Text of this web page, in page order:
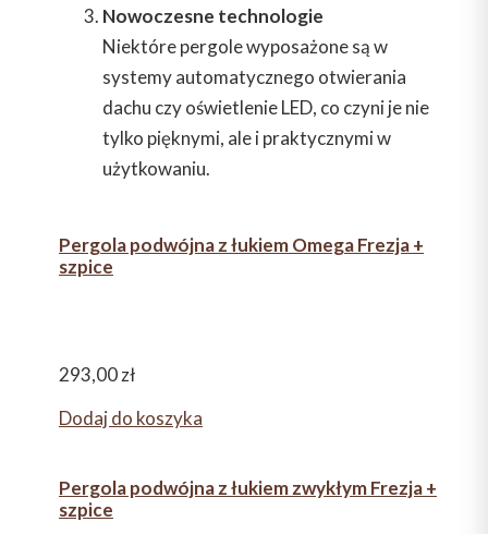
Nowoczesne technologie
Niektóre pergole wyposażone są w
systemy automatycznego otwierania
dachu czy oświetlenie LED, co czyni je nie
tylko pięknymi, ale i praktycznymi w
użytkowaniu.
Pergola podwójna z łukiem Omega Frezja +
szpice
293,00zł
Dodaj do koszyka
Pergola podwójna z łukiem zwykłym Frezja +
szpice